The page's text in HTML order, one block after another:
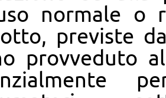
normale o
previste
provveduto